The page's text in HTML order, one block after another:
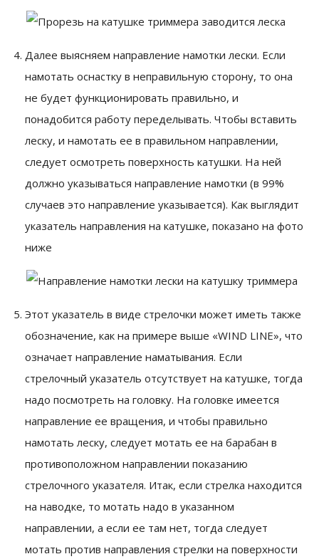
Далее выясняем направление намотки лески. Если
намотать оснастку в неправильную сторону, то она
не будет функционировать правильно, и
понадобится работу переделывать. Чтобы вставить
леску, и намотать ее в правильном направлении,
следует осмотреть поверхность катушки. На ней
должно указываться направление намотки (в 99%
случаев это направление указывается). Как выглядит
указатель направления на катушке, показано на фото
ниже
Этот указатель в виде стрелочки может иметь также
обозначение, как на примере выше «WIND LINE», что
означает направление наматывания. Если
стрелочный указатель отсутствует на катушке, тогда
надо посмотреть на головку. На головке имеется
направление ее вращения, и чтобы правильно
намотать леску, следует мотать ее на барабан в
противоположном направлении показанию
стрелочного указателя. Итак, если стрелка находится
на наводке, то мотать надо в указанном
направлении, а если ее там нет, тогда следует
мотать против направления стрелки на поверхности